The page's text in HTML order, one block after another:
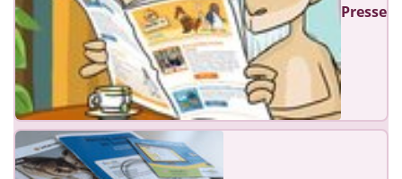
Presse